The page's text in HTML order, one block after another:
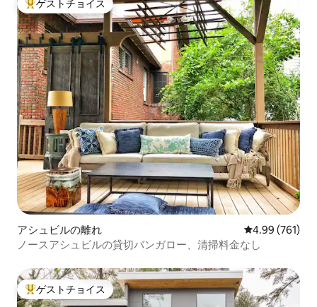
大好評のゲストチョイスです。
ゲストチョイス
アシュビルの離れ レビュー761
4.99 (761)
ノースアシュビルの貸切バンガロー、清掃料金なし
大好評のゲストチョイスです。
ゲストチョイス